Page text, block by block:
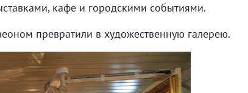
кафе и городскими событиями.
превратили в художественную галерею.